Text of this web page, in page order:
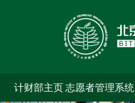
计财部主页志愿者管理系统